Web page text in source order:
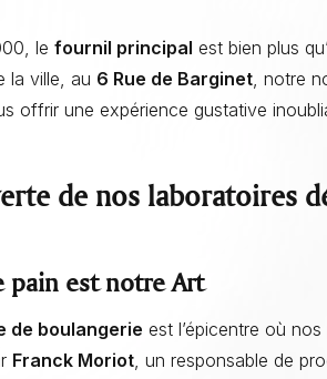
le fournil principal est bien plus
la ville, au 6 Rue de Barginet, notre
offrir une expérience gustative
de nos laboratoires
pain est notre Art
de boulangerie est l’épicentre où
Franck Moriot, un responsable de